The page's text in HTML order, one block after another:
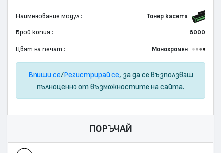
Наименование модул : Тонер касета
Брой копия : 8000
Цвят на печат : Монохромен
Впиши се/Регистрирай се, за да се възползваш
пълноценно от възможностите на сайта.
ПОРЪЧАЙ